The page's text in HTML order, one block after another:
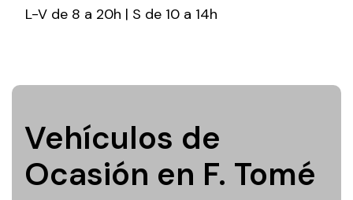
L-V de 8 a 20h | S de 10 a 14h
Vehículos de
Ocasión en F. Tomé